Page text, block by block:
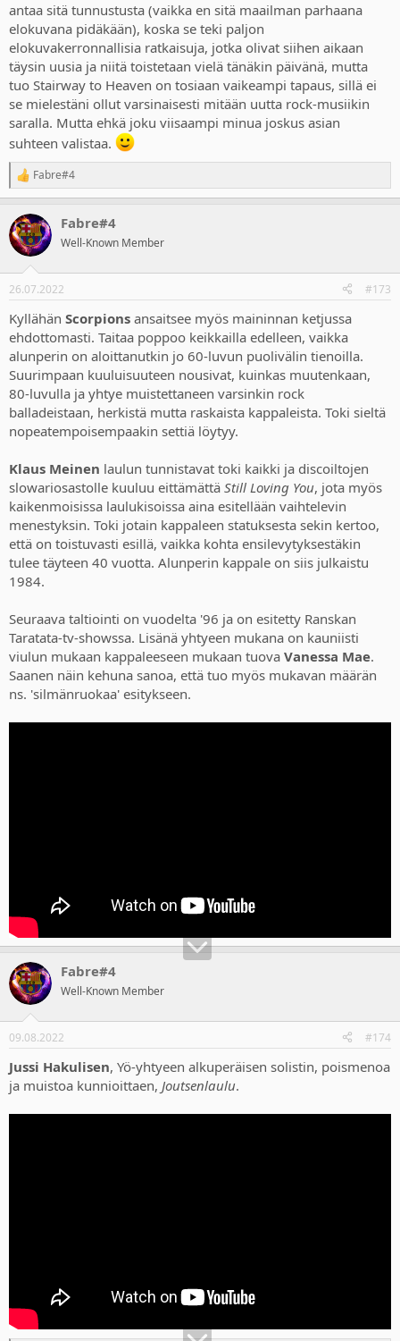
antaa sitä tunnustusta (vaikka en sitä maailman parhaana
elokuvana pidäkään), koska se teki paljon
elokuvakerronnallisia ratkaisuja, jotka olivat siihen aikaan
täysin uusia ja niitä toistetaan vielä tänäkin päivänä, mutta
tuo Stairway to Heaven on tosiaan vaikeampi tapaus, sillä ei
se mielestäni ollut varsinaisesti mitään uutta rock-musiikin
saralla. Mutta ehkä joku viisaampi minua joskus asian
suhteen valistaa.
R
e
c
t
i
s
Fabre#4
Fabre#4
Well-Known Member
26.07.2022 #173
Kyllähän Scorpions ansaitsee myös maininnan ketjussa
ehdottomasti. Taitaa poppoo keikkailla edelleen, vaikka
alunperin on aloittanutkin jo 60-luvun puolivälin tienoilla.
Suurimpaan kuuluisuuteen nousivat, kuinkas muutenkaan,
80-luvulla ja yhtye muistettaneen varsinkin rock
balladeistaan, herkistä mutta raskaista kappaleista. Toki sieltä
nopeatempoisempaakin settiä löytyy.
Klaus Meinen laulun tunnistavat toki kaikki ja discoiltojen
slowariosastolle kuuluu eittämättä Still Loving You, jota myös
kaikenmoisissa laulukisoissa aina esitellään vaihtelevin
menestyksin. Toki jotain kappaleen statuksesta sekin kertoo,
että on toistuvasti esillä, vaikka kohta ensilevytyksestäkin
tulee täyteen 40 vuotta. Alunperin kappale on siis julkaistu
1984.
Seuraava taltiointi on vuodelta '96 ja on esitetty Ranskan
Taratata-tv-showssa. Lisänä yhtyeen mukana on kauniisti
viulun mukaan kappaleeseen mukaan tuova Vanessa Mae.
Saanen näin kehuna sanoa, että tuo myös mukavan määrän
ns. 'silmänruokaa' esitykseen.
Fabre#4
Well-Known Member
09.08.2022 #174
Jussi Hakulisen, Yö-yhtyeen alkuperäisen solistin, poismenoa
ja muistoa kunnioittaen, Joutsenlaulu.